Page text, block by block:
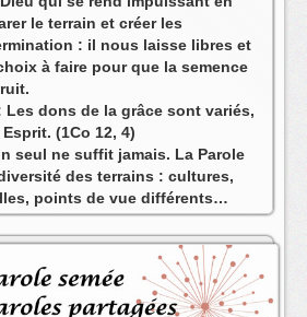
le terrain et créer les
: il nous laisse libres et
à faire pour que la semence
Les dons de la grâce sont variés,
(1Co 12, 4)
seul ne suffit jamais. La Parole
des terrains : cultures,
points de vue différents…
multicolore d’un vitrail
l’unique soleil… Il s’agit d’un
pour continuer l’œuvre
sociétés du chacun pour soi où
raison tout seul, oser partager